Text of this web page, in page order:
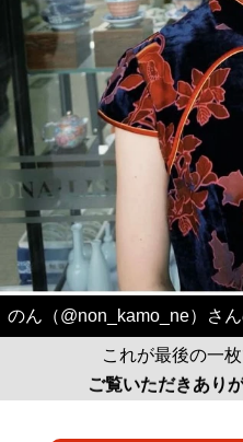
のん（@non_kamo_ne）さ
これが最後の一
ご覧いただきあり